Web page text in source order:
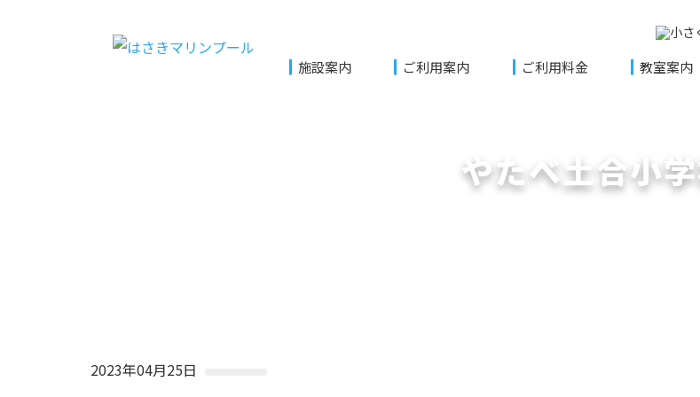
施設案内 ご利用案内 ご利用料金 教室案内
やたべ土合小
2023年04月25日